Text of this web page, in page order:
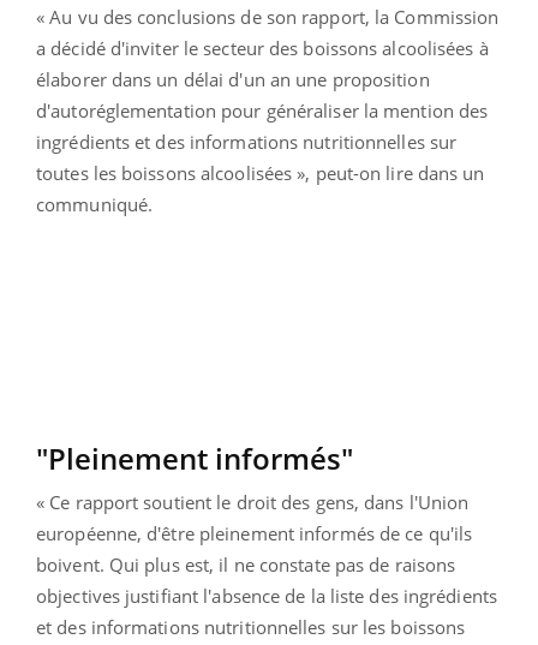
« Au vu des conclusions de son rapport, la Commission
a décidé d'inviter le secteur des boissons alcoolisées à
élaborer dans un délai d'un an une proposition
d'autoréglementation pour généraliser la mention des
ingrédients et des informations nutritionnelles sur
toutes les boissons alcoolisées », peut-on lire dans un
communiqué.
"Pleinement informés"
« Ce rapport soutient le droit des gens, dans l'Union
européenne, d'être pleinement informés de ce qu'ils
boivent. Qui plus est, il ne constate pas de raisons
objectives justifiant l'absence de la liste des ingrédients
et des informations nutritionnelles sur les boissons